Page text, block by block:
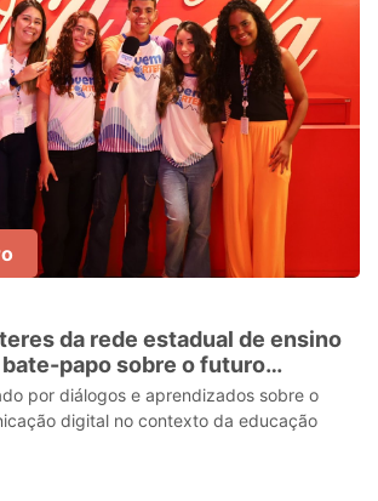
da rede estadual de ensino
papo sobre o futuro
Instituto Coca-Cola
por diálogos e aprendizados sobre o
digital no contexto da educação